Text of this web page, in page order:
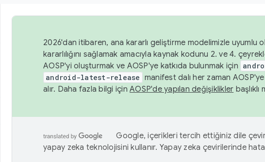
2026'dan itibaren, ana kararlı geliştirme modelimizle uyumlu
kararlılığını sağlamak amacıyla kaynak kodunu 2. ve 4.
AOSP'yi oluşturmak ve AOSP'ye katkıda bulunmak için
android-latest-release manifest dalı her zaman
alır. Daha fazla bilgi için AOSP'de yapılan değişiklikler
Google, içerikleri tercih ettiğiniz dile
yapay zeka teknolojisini kullanır. Yapay zeka çevirilerinde